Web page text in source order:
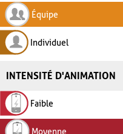
Équipe
Individuel
INTENSITÉ D'ANIMATION
Faible
Moyenne